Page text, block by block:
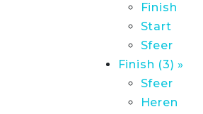
Finish
Start
Sfeer
Finish (3) »
Sfeer
Heren